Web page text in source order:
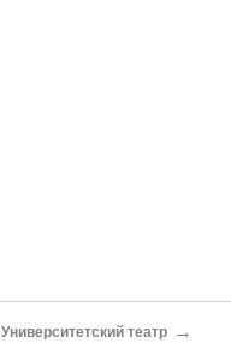
Университетский театр →